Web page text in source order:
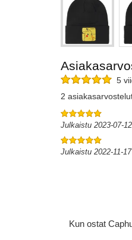
5
2
Julkaistu 2023-07-
Julkaistu 2022-11-
Kun ostat